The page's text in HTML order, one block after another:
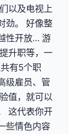
以及电视上
劲。 好像整
性开放… 游
升职等，一
有5个职
级雇员、管
值，就可以
这代表你开
些情色内容